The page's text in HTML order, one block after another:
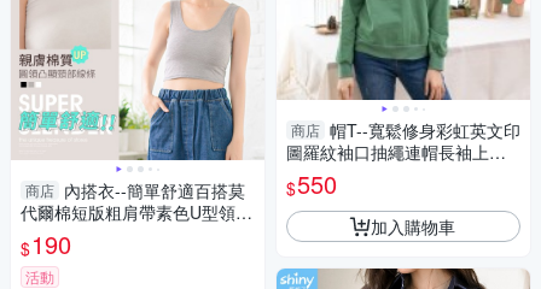
商店 內搭衣--簡單舒適百搭莫
代爾棉短版粗肩帶素色U型領背
心(白.黑.灰L-2L)-U583眼圈熊
中大尺碼
$190
活動
商店 帽T--寬鬆修身彩虹英文印
圖羅紋袖口抽繩連帽長袖上衣
(橘.綠M-3L)-X415眼圈熊中大
尺碼
$550
加入購物車